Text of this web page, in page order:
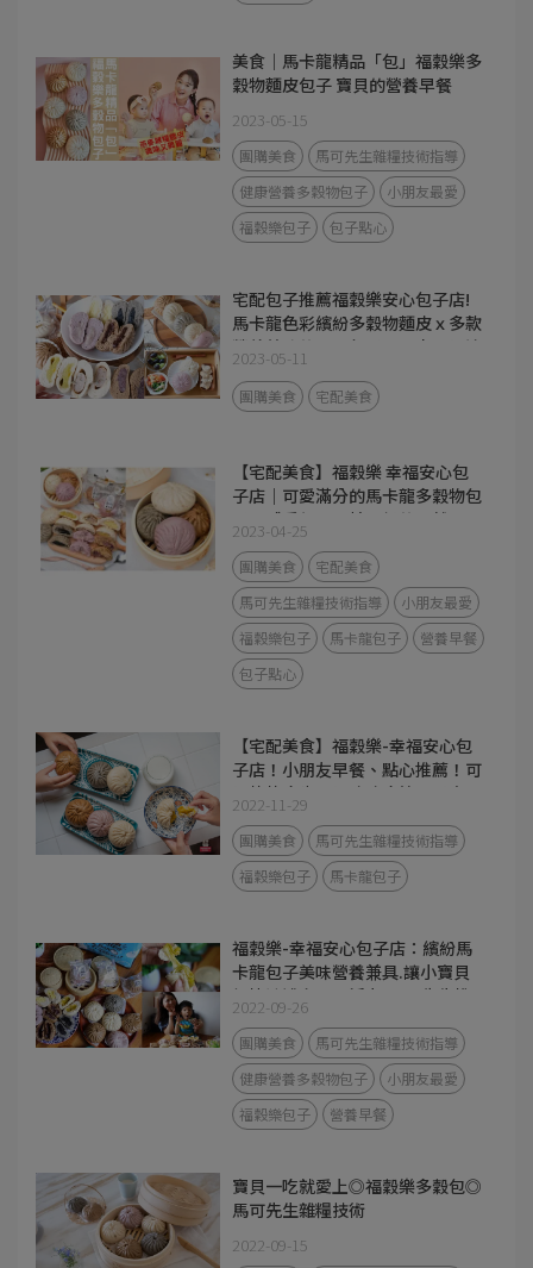
美食｜馬卡龍精品「包」福穀樂多
穀物麵皮包子 寶貝的營養早餐
2023-05-15
團購美食
馬可先生雜糧技術指導
健康營養多穀物包子
小朋友最愛
福穀樂包子
包子點心
宅配包子推薦福穀樂安心包子店!
馬卡龍色彩繽紛多穀物麵皮ｘ多款
營養美味的可口包子，原來可以這
樣吃包子套餐？！
2023-05-11
團購美食 宅配美食
【宅配美食】福穀樂 幸福安心包
子店｜可愛滿分的馬卡龍多穀物包
子，感受每一口精品級的天然風
味!
2023-04-25
團購美食
宅配美食
馬可先生雜糧技術指導
小朋友最愛
福穀樂包子
馬卡龍包子
營養早餐
包子點心
【宅配美食】福穀樂-幸福安心包
子店！小朋友早餐、點心推薦！可
以熱熱吃也可以冰冰吃簡單又方
便！
2022-11-29
團購美食
馬可先生雜糧技術指導
福穀樂包子
馬卡龍包子
福穀樂-幸福安心包子店：繽紛馬
卡龍包子美味營養兼具.讓小寶貝
們快速補充早晨活力/馬可先生推
出全台宅配健康美食
2022-09-26
團購美食
馬可先生雜糧技術指導
健康營養多穀物包子
小朋友最愛
福穀樂包子
營養早餐
寶貝一吃就愛上◎福穀樂多穀包◎
馬可先生雜糧技術
2022-09-15